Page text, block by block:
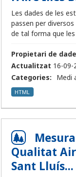
Les dades de les
passen per
de tal forma que
Propietari de
Actualitzat 16-09-
Categories:
Medi
HTML
Qualitat
Sant Lluís...